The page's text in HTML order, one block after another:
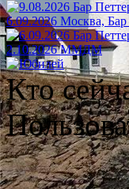
6.09.2026 Москва, Бар
2.10.2026 ММДМ
Кто